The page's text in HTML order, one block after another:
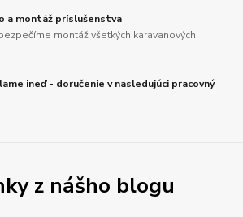
a montáž príslušenstva
montáž všetkých karavanových
ineď - doručenie v nasledujúci pracovný
z nášho blogu